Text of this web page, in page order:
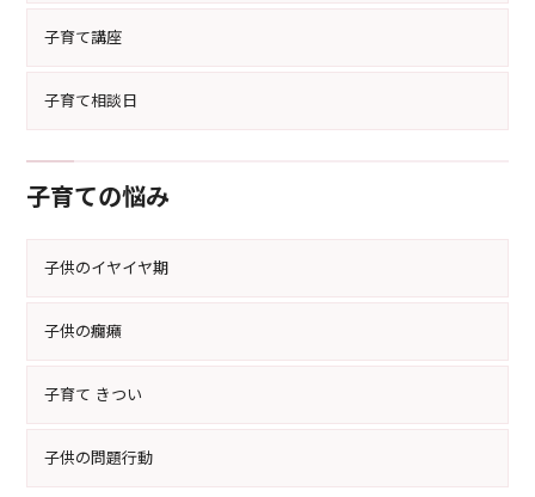
子育て講座
子育て相談日
子育ての悩み
子供のイヤイヤ期
子供の癇癪
子育て きつい
子供の問題行動